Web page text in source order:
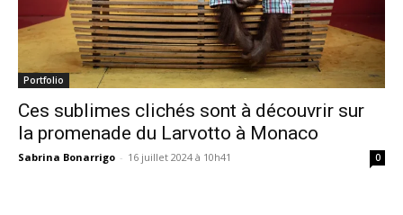
Portfolio
Ces sublimes clichés sont à découvrir sur
la promenade du Larvotto à Monaco
Sabrina Bonarrigo - 16 juillet 2024 à 10h41 0